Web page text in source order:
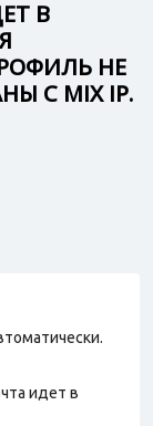
В
НЕ
С MIX IP.
идет в